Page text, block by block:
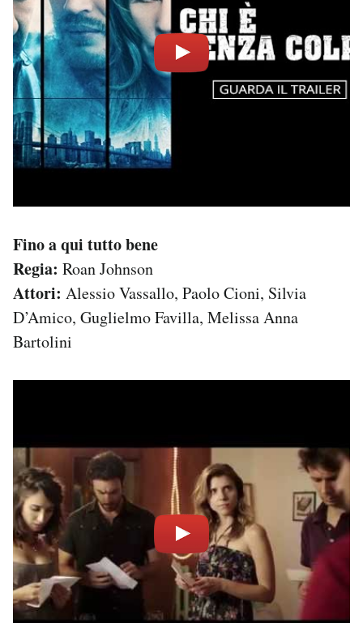
Fino a qui tutto bene
Regia: Roan Johnson
Attori: Alessio Vassallo, Paolo Cioni, Silvia
D’Amico, Guglielmo Favilla, Melissa Anna
Bartolini